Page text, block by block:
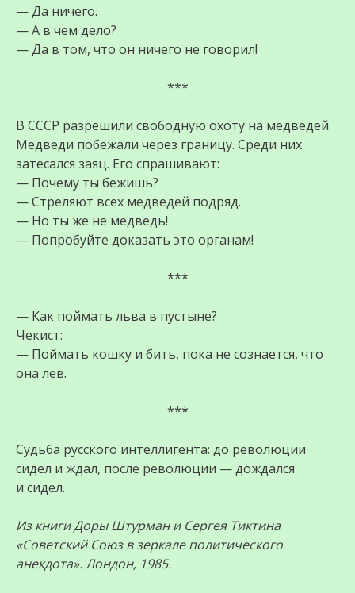
— Да ничего.
— А в чем дело?
— Да в том, что он ничего не говорил!
***
В СССР разрешили свободную охоту на медведей.
Медведи побежали через границу. Среди них
затесался заяц. Его спрашивают:
— Почему ты бежишь?
— Стреляют всех медведей подряд.
— Но ты же не медведь!
— Попробуйте доказать это органам!
***
— Как поймать льва в пустыне?
Чекист:
— Поймать кошку и бить, пока не сознается, что
она лев.
***
Судьба русского интеллигента: до революции
сидел и ждал, после революции — дождался
и сидел.
Из книги Доры Штурман и Сергея Тиктина
«Советский Союз в зеркале политического
анекдота». Лондон, 1985.